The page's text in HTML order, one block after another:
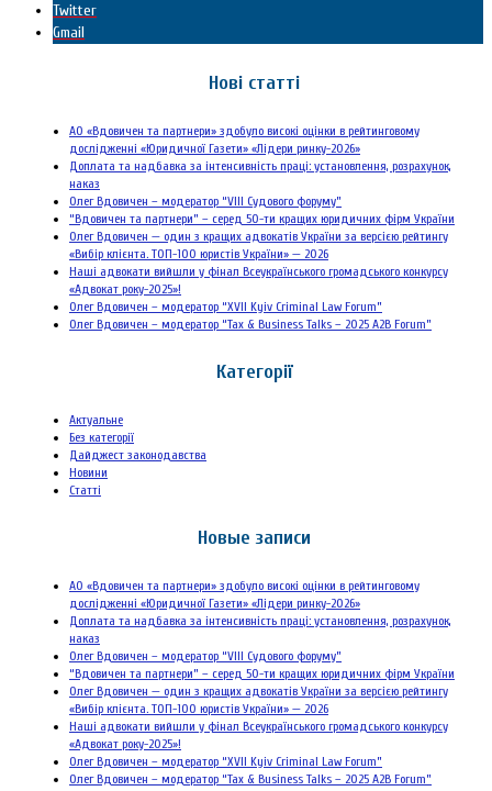
Twitter
Gmail
Нові статті
АО «Вдовичен та партнери» здобуло високі оцінки в рейтинговому
дослідженні «Юридичної Газети» «Лідери ринку-2026»
Доплата та надбавка за інтенсивність праці: установлення, розрахунок,
наказ
Олег Вдовичен – модератор “VIII Судового форуму”
“Вдовичен та партнери” – серед 50-ти кращих юридичних фірм України
Олег Вдовичен — один з кращих адвокатів України за версією рейтингу
«Вибір клієнта. ТОП-100 юристів України» — 2026
Наші адвокати вийшли у фінал Всеукраїнського громадського конкурсу
«Адвокат року-2025»!
Олег Вдовичен – модератор “XVII Kyiv Criminal Law Forum”
Олег Вдовичен – модератор “Tax & Business Talks – 2025 A2B Forum”
Категорії
Актуальне
Без категорії
Дайджест законодавства
Новини
Статті
Новые записи
АО «Вдовичен та партнери» здобуло високі оцінки в рейтинговому
дослідженні «Юридичної Газети» «Лідери ринку-2026»
Доплата та надбавка за інтенсивність праці: установлення, розрахунок,
наказ
Олег Вдовичен – модератор “VIII Судового форуму”
“Вдовичен та партнери” – серед 50-ти кращих юридичних фірм України
Олег Вдовичен — один з кращих адвокатів України за версією рейтингу
«Вибір клієнта. ТОП-100 юристів України» — 2026
Наші адвокати вийшли у фінал Всеукраїнського громадського конкурсу
«Адвокат року-2025»!
Олег Вдовичен – модератор “XVII Kyiv Criminal Law Forum”
Олег Вдовичен – модератор “Tax & Business Talks – 2025 A2B Forum”